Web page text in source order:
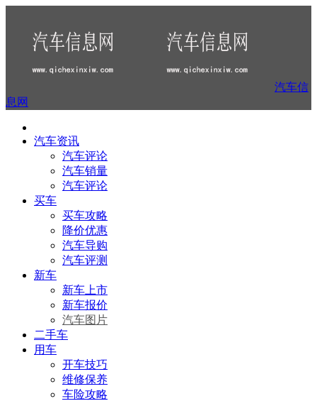
汽车信
息网
汽车资讯
汽车评论
汽车销量
汽车评论
买车
买车攻略
降价优惠
汽车导购
汽车评测
新车
新车上市
新车报价
汽车图片
二手车
用车
开车技巧
维修保养
车险攻略